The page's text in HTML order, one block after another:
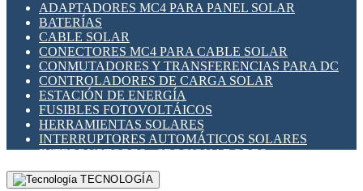
ADAPTADORES MC4 PARA PANEL SOLAR
BATERÍAS
CABLE SOLAR
CONECTORES MC4 PARA CABLE SOLAR
CONMUTADORES Y TRANSFERENCIAS PARA DC
CONTROLADORES DE CARGA SOLAR
ESTACIÓN DE ENERGÍA
FUSIBLES FOTOVOLTÁICOS
HERRAMIENTAS SOLARES
INTERRUPTORES AUTOMÁTICOS SOLARES
INTERRUPTORES - SECCIONADORES
FOTOVOLTÁICOS
MONTAJE PANEL SOLAR
TECNOLOGÍA